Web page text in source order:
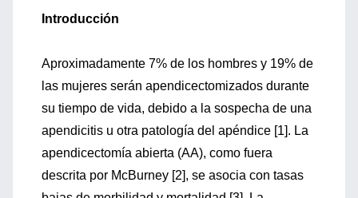
Introducción
Aproximadamente 7% de los hombres y 19% de
las mujeres serán apendicectomizados durante
su tiempo de vida, debido a la sospecha de una
apendicitis u otra patología del apéndice [1]. La
apendicectomía abierta (AA), como fuera
descrita por McBurney [2], se asocia con tasas